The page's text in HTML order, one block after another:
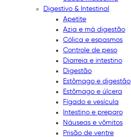
Digestivo & Intestinal
Apetite
Azia e má digestão
Cólica e espasmos
Controle de peso
Diarreia e intestino
Digestão
Estômago e digestão
Estômago e úlcera
Fígado e vesícula
Intestino e preparo
Náuseas e vômitos
Prisão de ventre